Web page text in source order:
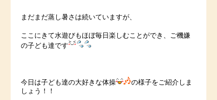
まだまだ蒸し暑さは続いていますが、
ここにきて水遊びもほぼ毎日楽しむことができ、ご機嫌
の子ども達です
今日は子ども達の大好きな体操
の様子をご紹介しま
しょう！！